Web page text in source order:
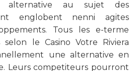
alternative au sujet des
englobent nenni agites
Tous les e-terme
selon le Casino Votre Riviera
une alternative en
Leurs competiteurs pourront